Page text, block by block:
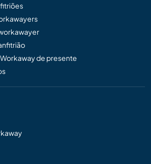
de presente